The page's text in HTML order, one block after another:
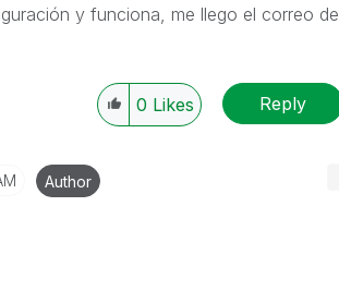
y funciona, me llego el correo de
0 Likes Reply
Author